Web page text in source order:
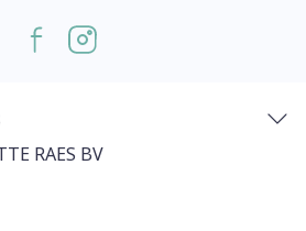
RAES BV